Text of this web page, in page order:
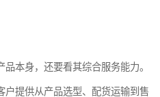
本身，还要看其综合服务能力。
户提供从产品选型、配货运输到售